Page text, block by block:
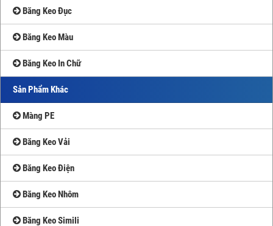
Băng Keo Đục
Băng Keo Màu
Băng Keo In Chữ
Sản Phẩm Khác
Màng PE
Băng Keo Vải
Băng Keo Điện
Băng Keo Nhôm
Băng Keo Simili